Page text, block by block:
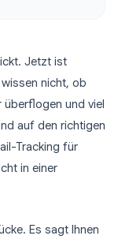
Jetzt ist
nicht, ob
und viel
auf den richtigen
Tracking für
in einer
Es sagt Ihnen